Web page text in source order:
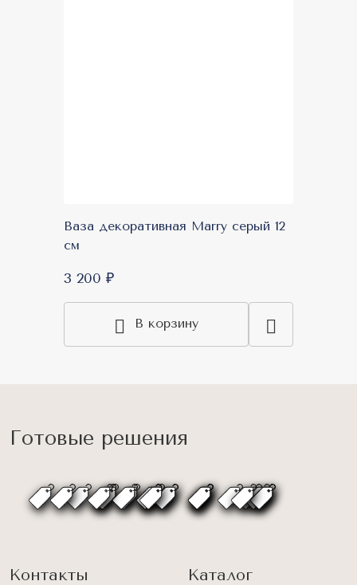
Ваза декоративная Marry серый 12
см
3 200 ₽
В корзину
Готовые решения
Контакты Каталог